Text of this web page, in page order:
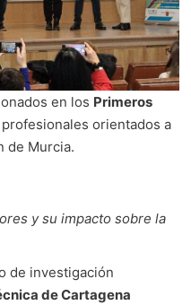
en los Primeros
orientados a
de Murcia.
y su impacto sobre la
de investigación
de Cartagena